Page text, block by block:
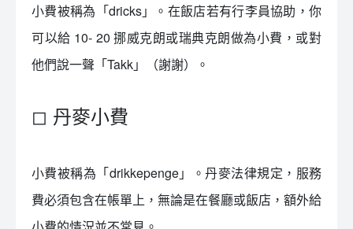
小費被稱為「dricks」。在飯店若有行李員協助，你
可以給 10- 20 挪威克朗或瑞典克朗做為小費，或對
他們說一聲「Takk」（謝謝）。
◻ 丹麥小費
小費被稱為「drikkepenge」。丹麥法律規定，服務
費必須包含在帳單上，無論是在餐廳或飯店，額外給